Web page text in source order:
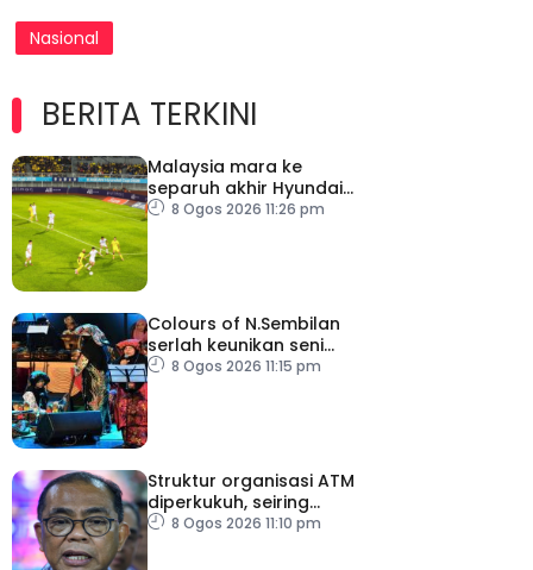
Nasional
BERITA TERKINI
Malaysia mara ke
separuh akhir Hyundai
ASEAN Cup
8 Ogos 2026 11:26 pm
Colours of N.Sembilan
serlah keunikan seni
budaya negeri beradat
8 Ogos 2026 11:15 pm
Struktur organisasi ATM
diperkukuh, seiring
pemodenan aset
8 Ogos 2026 11:10 pm